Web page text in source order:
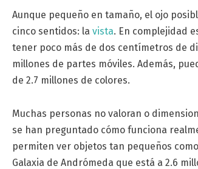
Aunque pequeño en tamaño, el ojo
cinco sentidos: lavista. En complejidad
tener poco más de dos centímetros de
millones de partes móviles. Además,
de 2.7 millones de colores.
Muchas personas no valoran o
se han preguntado cómo funciona
permiten ver objetos tan pequeños
Galaxia de Andrómeda que está a 2.6